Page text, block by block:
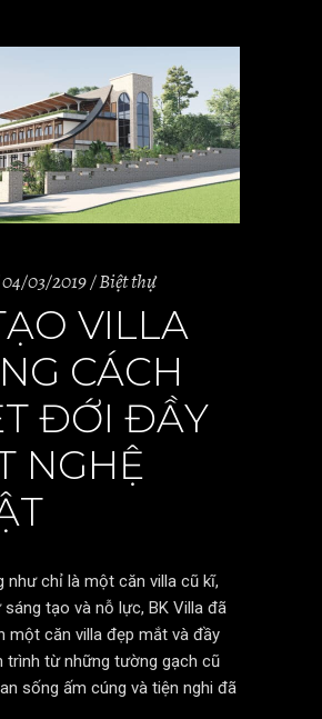
04/03/2019 Biệt thự
VILLA
CÁCH
ĐỚI ĐẦY
NGHỆ
như chỉ là một căn villa cũ kĩ,
tạo và nỗ lực, BK Villa đã
một căn villa đẹp mắt và đầy
trình từ những tường gạch cũ
sống ấm cúng và tiện nghi đã